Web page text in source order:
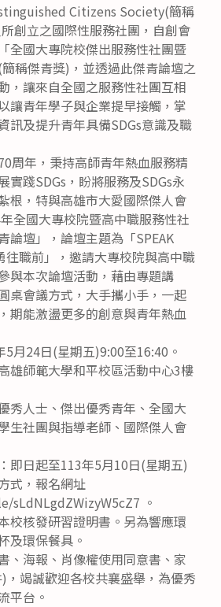
Citizens Society(簡稱
創立之國際性服務社團，自創會
全國大專院校傑出服務性社團暨
稱傑青獎)，並透過此傑青論壇之
，讓來自全國之服務性社團互相
讓青年學子與企業提早接觸，掌
訊及提升青年具備SDGs意識及職
周年，秉持高師青年熱血服務精
實踐SDGs，盼將服務及SDGs永
根，特與高雄市大愛國際傑人會
全國大專校院暨高中職服務性社
論壇」，論壇主題為「SPEAK
往職前」，邀請大專校院與高中職
與本次論壇活動，藉由專題講
桌會議方式，大手攜小手，一起
期能激盪更多的創意與青年熱血
5月24日(星期五)9:00至16:40。
雄師範大學和平校區活動中心3樓
秀人士、傑出優秀青年、全國大
生社團與指導老師、國際傑人會
即日起至113年5月10日(星期五)
式，報名網址
sLdNLgdZWizyW5cZ7 。
校核發研習證明書。另為響應環
及環保餐具。
、海報、肖像權使用同意書、家
，竭誠歡迎各校共襄盛舉，為優秀
平台。